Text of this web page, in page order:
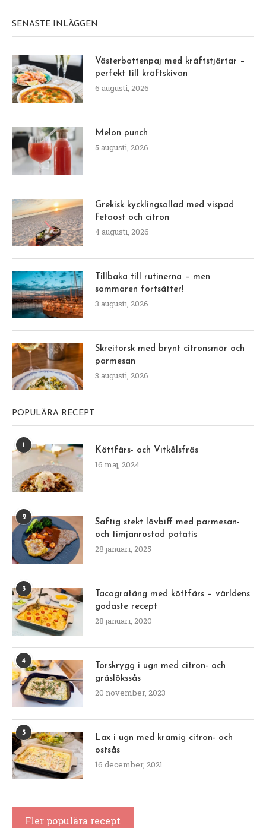
SENASTE INLÄGGEN
Västerbottenpaj med kräftstjärtar –
perfekt till kräftskivan
6 augusti, 2026
Melon punch
5 augusti, 2026
Grekisk kycklingsallad med vispad
fetaost och citron
4 augusti, 2026
Tillbaka till rutinerna – men
sommaren fortsätter!
3 augusti, 2026
Skreitorsk med brynt citronsmör och
parmesan
3 augusti, 2026
POPULÄRA RECEPT
1
Köttfärs- och Vitkålsfräs
16 maj, 2024
2
Saftig stekt lövbiff med parmesan-
och timjanrostad potatis
28 januari, 2025
3
Tacogratäng med köttfärs – världens
godaste recept
28 januari, 2020
4
Torskrygg i ugn med citron- och
gräslökssås
20 november, 2023
5
Lax i ugn med krämig citron- och
ostsås
16 december, 2021
Fler populära recept